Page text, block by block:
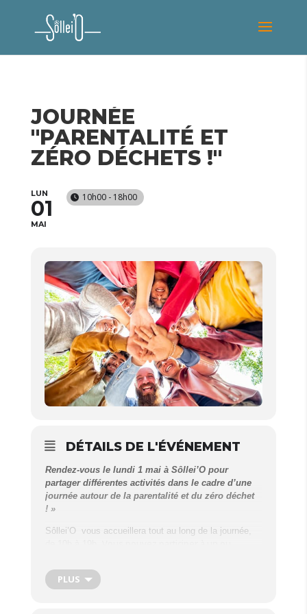
JOURNÉE
"PARENTALITÉ ET
ZÉRO DÉCHETS !"
LUN
01
MAI
10h00 - 18h00
DÉTAILS DE L'ÉVÉNEMENT
Rendez-vous le lundi 1 mai à Sôllei’O pour
partager différentes activités dans le cadre d’une
journée autour de la parentalité et du zéro déchet
! »
Sôllei’O vous accueillera tout au long de la journée,
personnes, partager le repas de midi.
Le programme :
PLUS